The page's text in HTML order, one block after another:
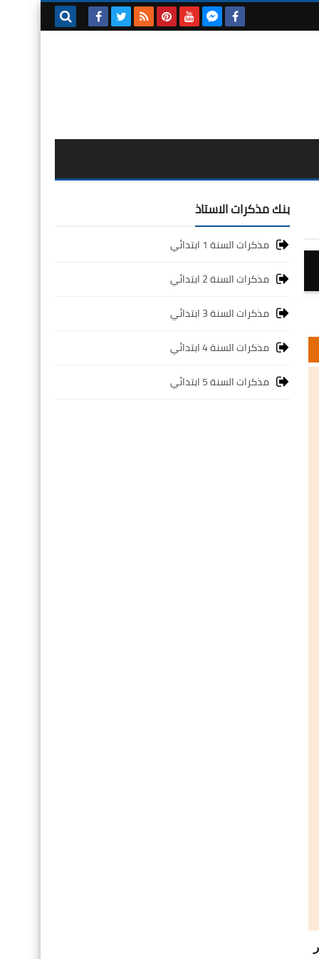
بنك مذكرات الاستاذ
مذكرات السنة 1 ابتدائي
مذكرات السنة 2 ابتدائي
مذكرات السنة 3 ابتدائي
مذكرات السنة 4 ابتدائي
مذكرات السنة 5 ابتدائي